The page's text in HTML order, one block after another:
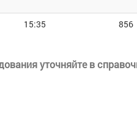
15:35 856
уточняйте в